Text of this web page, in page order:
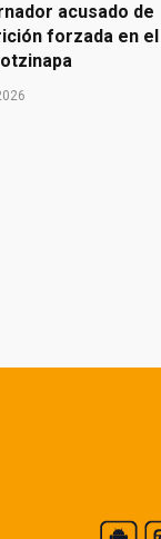
acusado de
forzada en el